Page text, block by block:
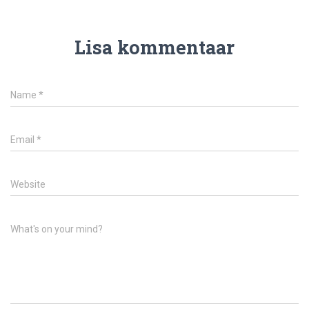
Lisa kommentaar
Name *
Email *
Website
What's on your mind?